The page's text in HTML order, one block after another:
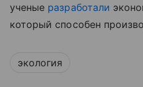
ученые разработали
который способен
экология